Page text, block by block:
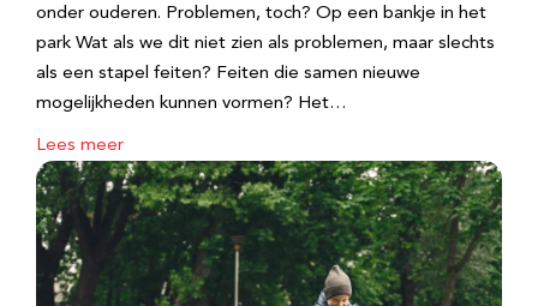
onder ouderen. Problemen, toch? Op een bankje in het
park Wat als we dit niet zien als problemen, maar slechts
als een stapel feiten? Feiten die samen nieuwe
mogelijkheden kunnen vormen? Het…
Lees meer